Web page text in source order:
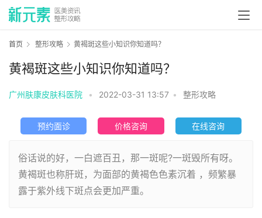
首页 整形攻略 黄褐斑这些小知识你知道吗？
黄褐斑这些小知识你知道吗？
广州肤康皮肤科医院 • 2022-03-31 13:57 • 整形攻略
预约面诊 价格咨询 在线咨询
俗话说的好，一白遮百丑，那一斑呢?一斑毁所有呀。
黄褐斑也称肝斑，为面部的黄褐色色素沉着 ，频繁暴
露于紫外线下斑点会更加严重。